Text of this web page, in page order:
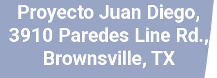
Proyecto Juan Diego,
3910 Paredes Line Rd.,
Brownsville, TX